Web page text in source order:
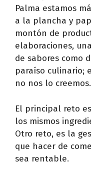
Palma estamos
a la plancha y
montón de
elaboraciones,
de sabores como
paraíso culinario;
no nos lo creemos.
El principal reto
los mismos
Otro reto, es la
que hacer de
sea rentable.